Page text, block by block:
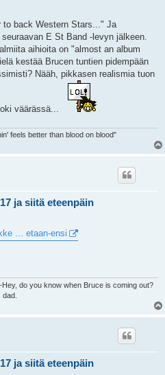
to back Western Stars..." Ja
E St Band -levyn jälkeen.
aihioita on "almost an album
kestää Brucen tuntien pidempään
Nääh, pikkasen realismia tuon
väärässä...
feels better than blood on blood"
ja siitä eteenpäin
... etaan-ensi
do you know when Bruce is coming out?
ja siitä eteenpäin